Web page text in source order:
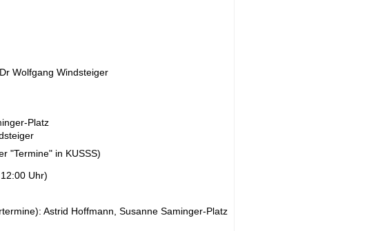
Wolfgang Windsteiger
Platz
"Termine" in KUSSS)
Uhr)
Astrid Hoffmann, Susanne Saminger-Platz